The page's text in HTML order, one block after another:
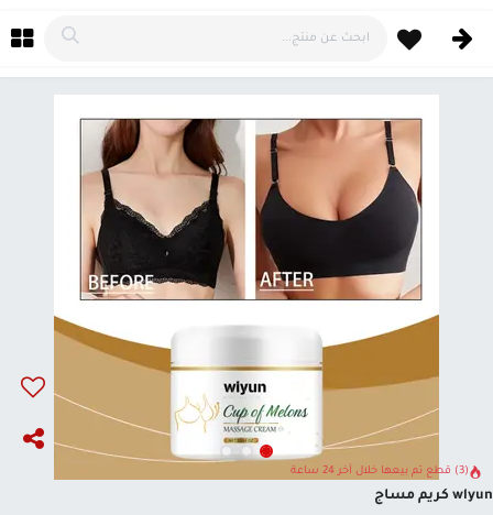
(3) قطع تم بيعها خلال آخر 24 ساعة
wlyun كريم مساج